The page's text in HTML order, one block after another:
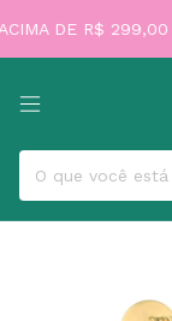
DE R$ 299,00